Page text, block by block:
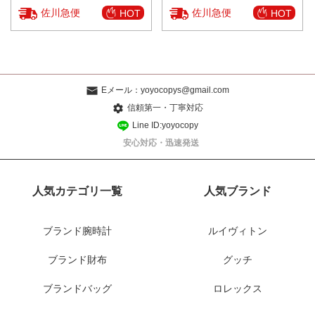
佐川急便 HOT 佐川急便 HOT
Eメール： yoyocopys@gmail.com
信頼第一・丁寧対応
Line ID:yoyocopy
安心対応・迅速発送
人気カテゴリ一覧
ブランド腕時計
ブランド財布
ブランドバッグ
人気ブランド
ルイヴィトン
グッチ
ロレックス